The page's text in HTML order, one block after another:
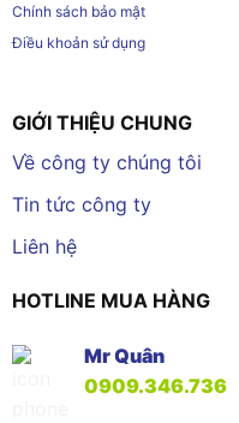
Chính sách bảo mật
Điều khoản sử dụng
GIỚI THIỆU CHUNG
Về công ty chúng tôi
Tin tức công ty
Liên hệ
HOTLINE MUA HÀNG
Mr Quân
0909.346.736